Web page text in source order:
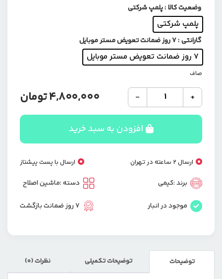
وضعیت کالا: پلمپ شرکتی
پلمپ شرکتی
گارانتی: ۷ روز ضمانت تعویض مستر موبایل
۷ روز ضمانت تعویض مستر موبایل
صاف
+
ماشین
اصلاح
موی
شارژی
کیمی
مدل
KM-
T396
عدد
-
4,800,000تومان
افزودن به سبد خرید
ارسال 2 ساعته در تهران ارسال با پست پیشتاز
برند :کیمی
موجود در انبار
دسته :ماشین اصلاح
7 روز ضمانت بازگشت
توضیحات توضیحات تکمیلی نظرات (0)